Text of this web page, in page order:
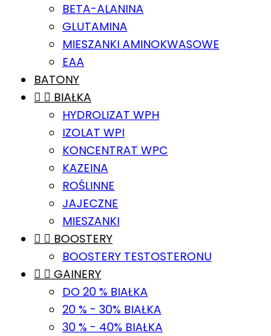
BETA-ALANINA
GLUTAMINA
MIESZANKI AMINOKWASOWE
EAA
BATONY
  BIAŁKA
HYDROLIZAT WPH
IZOLAT WPI
KONCENTRAT WPC
KAZEINA
ROŚLINNE
JAJECZNE
MIESZANKI
  BOOSTERY
BOOSTERY TESTOSTERONU
  GAINERY
DO 20 % BIAŁKA
20 % - 30% BIAŁKA
30 % - 40% BIAŁKA